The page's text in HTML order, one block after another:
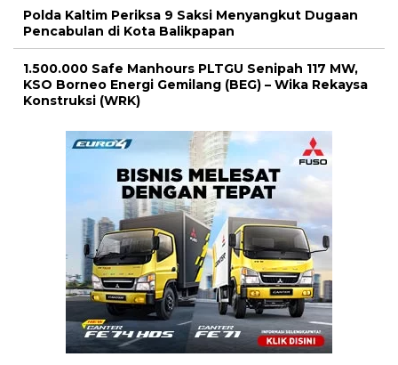
Polda Kaltim Periksa 9 Saksi Menyangkut Dugaan
Pencabulan di Kota Balikpapan
1.500.000 Safe Manhours PLTGU Senipah 117 MW,
KSO Borneo Energi Gemilang (BEG) – Wika Rekaysa
Konstruksi (WRK)